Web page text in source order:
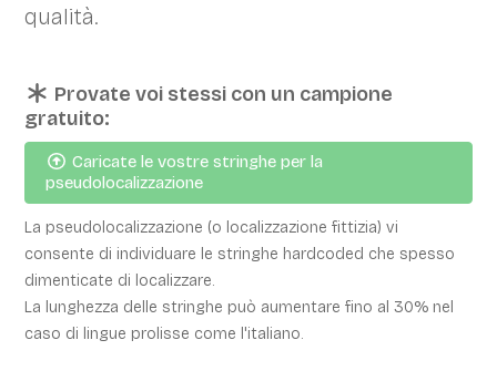
qualità.
Provate voi stessi con un campione
gratuito:
Caricate le vostre stringhe per la
pseudolocalizzazione
La pseudolocalizzazione (o localizzazione fittizia) vi
consente di individuare le stringhe hardcoded che spesso
dimenticate di localizzare.
La lunghezza delle stringhe può aumentare fino al 30% nel
caso di lingue prolisse come l'italiano.